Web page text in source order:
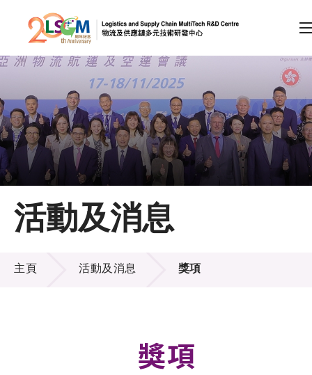
跳到內容（按回車鍵）
會員登入
A A EN 繁 简
主頁
關於LSCM
技術商品化
活動及消息
活動及消息
主頁 活動及消息 獎項
獎項